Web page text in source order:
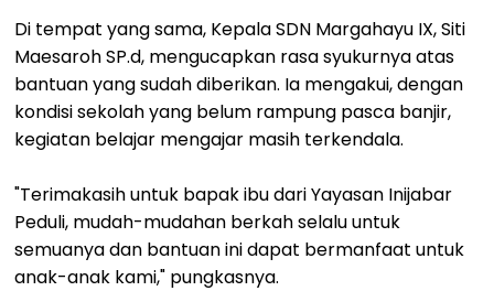
Di tempat yang sama, Kepala SDN Margahayu IX, Siti
Maesaroh SP.d, mengucapkan rasa syukurnya atas
bantuan yang sudah diberikan. Ia mengakui, dengan
kondisi sekolah yang belum rampung pasca banjir,
kegiatan belajar mengajar masih terkendala.
"Terimakasih untuk bapak ibu dari Yayasan Inijabar
Peduli, mudah-mudahan berkah selalu untuk
semuanya dan bantuan ini dapat bermanfaat untuk
anak-anak kami," pungkasnya.